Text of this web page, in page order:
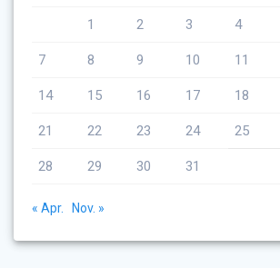
1 2 3 4
7 8 9 10 11
14 15 16 17 18
21 22 23 24 25
28 29 30 31
« Apr. Nov. »